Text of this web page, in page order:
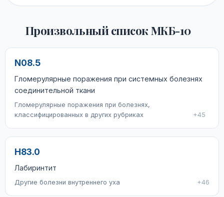
Произвольный список МКБ-10
N08.5
Гломерулярные поражения при системных болезнях
соединительной ткани
Гломерулярные поражения при болезнях,
классифицированных в других рубриках
+45
H83.0
Лабиринтит
Другие болезни внутреннего уха +46